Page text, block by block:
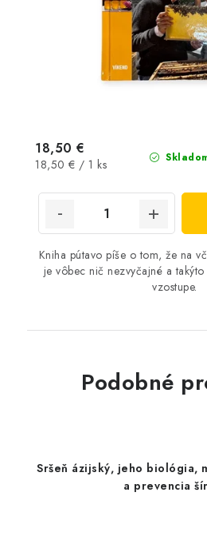
18,50 €
Jednotková
18,50 € / 1 ks
Kniha pútavo píše o tom, že na
je vôbec nič nezvyčajné a
vzostupe.
Podobné
Sršeň ázijský, jeho biológia,
a prevencia